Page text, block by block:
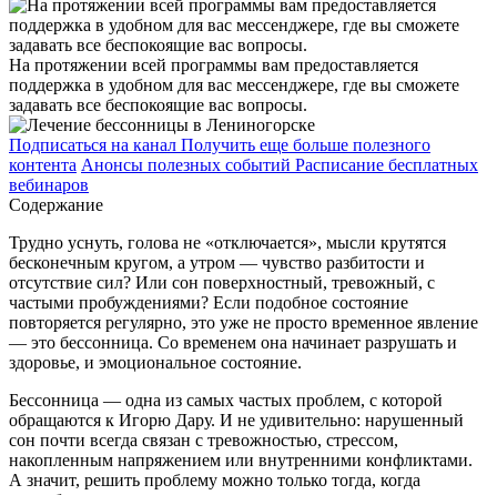
На протяжении всей программы вам предоставляется
поддержка в удобном для вас мессенджере, где вы сможете
задавать все беспокоящие вас вопросы.
Подписаться на канал Получить еще больше полезного
контента Анонсы полезных событий Расписание бесплатных
вебинаров
Содержание
Трудно уснуть, голова не «отключается», мысли крутятся
бесконечным кругом, а утром — чувство разбитости и
отсутствие сил? Или сон поверхностный, тревожный, с
частыми пробуждениями? Если подобное состояние
повторяется регулярно, это уже не просто временное явление
— это бессонница. Со временем она начинает разрушать и
здоровье, и эмоциональное состояние.
Бессонница — одна из самых частых проблем, с которой
обращаются к Игорю Дару. И не удивительно: нарушенный
сон почти всегда связан с тревожностью, стрессом,
накопленным напряжением или внутренними конфликтами.
А значит, решить проблему можно только тогда, когда